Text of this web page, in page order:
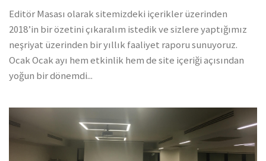
Editör Masası olarak sitemizdeki içerikler üzerinden
2018’in bir özetini çıkaralım istedik ve sizlere yaptığımız
neşriyat üzerinden bir yıllık faaliyet raporu sunuyoruz.
Ocak Ocak ayı hem etkinlik hem de site içeriği açısından
yoğun bir dönemdi...